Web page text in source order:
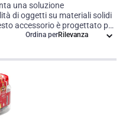
una soluzione
di oggetti su materiali solidi
accessorio è progettato per
si espande tramite un
contribuendo a
risultati duraturi.
Ordina per